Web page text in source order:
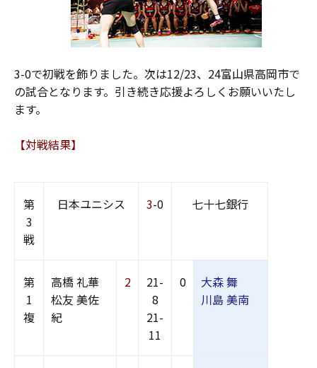
3-0で初戦を飾りました。次は12/23、24富山県高岡市で
の試合となります。引き続き応援よろしくお願いいたし
ます。
【対戦結果】
第
3
戦
日本ユニシス 3-0 七十七銀行
第
1
複
高橋 礼華
松友 美佐
紀
2
21-
8
21-
11
0
大森 舞
川島 美南